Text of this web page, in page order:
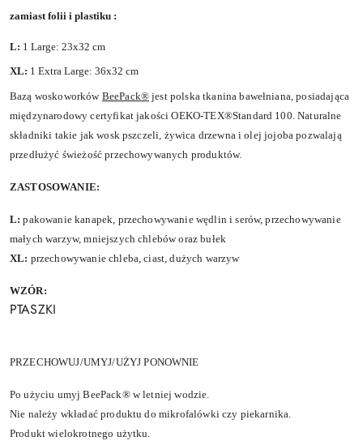
zamiast folii i plastiku :
L: 1 Large: 23x32 cm
XL: 1 Extra Large: 36x32 cm
Bazą woskoworków BeePack® jest polska tkanina bawełniana, posiadająca
międzynarodowy certyfikat jakości OEKO-TEX®Standard 100. Naturalne
składniki takie jak wosk pszczeli, żywica drzewna i olej jojoba pozwalają
przedłużyć świeżość przechowywanych produktów.
ZASTOSOWANIE:
L: pakowanie kanapek, przechowywanie wędlin i serów, przechowywanie
małych warzyw, mniejszych chlebów oraz bułek
XL: przechowywanie chleba, ciast, dużych warzyw
WZÓR:
PTASZKI
PRZECHOWUJ/UMYJ/UŻYJ PONOWNIE
Po użyciu umyj BeePack® w letniej wodzie.
Nie należy wkładać produktu do mikrofalówki czy piekarnika.
Produkt wielokrotnego użytku.